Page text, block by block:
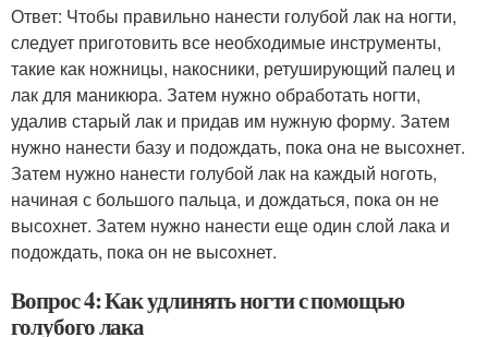
Ответ: Чтобы правильно нанести голубой лак на ногти,
следует приготовить все необходимые инструменты,
такие как ножницы, накосники, ретуширующий палец и
лак для маникюра. Затем нужно обработать ногти,
удалив старый лак и придав им нужную форму. Затем
нужно нанести базу и подождать, пока она не высохнет.
Затем нужно нанести голубой лак на каждый ноготь,
начиная с большого пальца, и дождаться, пока он не
высохнет. Затем нужно нанести еще один слой лака и
подождать, пока он не высохнет.
Вопрос 4: Как удлинять ногти с помощью
голубого лака